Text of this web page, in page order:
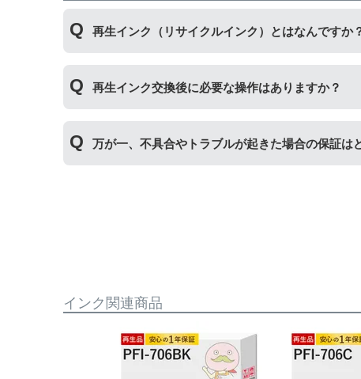
再生インク（リサイクルインク）とはなんですか
す。
再生インク交換後に必要な操作はありますか？
プボタンを5秒以上押していただくとご使用いた
万が一、不具合やトラブルが起きた場合の保証は
インク関連商品